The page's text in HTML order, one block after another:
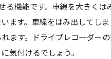
る機能です。車線を大きく
ます。車線をはみ出してし
ます。ドライブレコーダー
気付けるでしょう。